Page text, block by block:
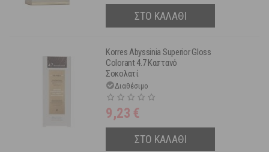
ΣΤΟ ΚΑΛΑΘΙ
Korres Abyssinia Superior Gloss
Colorant 4.7 Καστανό
Σοκολατί
Διαθέσιμο
9,23 €
ΣΤΟ ΚΑΛΑΘΙ